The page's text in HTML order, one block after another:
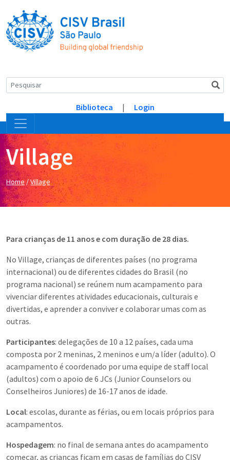
Biblioteca | Login
Village
Home /Village
Para crianças de 11 anos e com duração de 28 dias.
No Village, crianças de diferentes países (no programa
internacional) ou de diferentes cidades do Brasil (no
programa nacional) se reúnem num acampamento para
vivenciar diferentes atividades educacionais, culturais e
divertidas, e aprender a conviver e colaborar umas com as
outras.
Participantes: delegações de 10 a 12 países, cada uma
composta por 2 meninas, 2 meninos e um/a líder (adulto). O
acampamento é coordenado por uma equipe de staff local
(adultos) com o apoio de 6 JCs (Junior Counselors ou
Conselheiros Juniores) de 16-17 anos de idade.
Local: escolas, durante as férias, ou em locais próprios para
acampamentos.
Hospedagem: no final de semana antes do acampamento
começar, as crianças ficam em casas de famílias do CISV